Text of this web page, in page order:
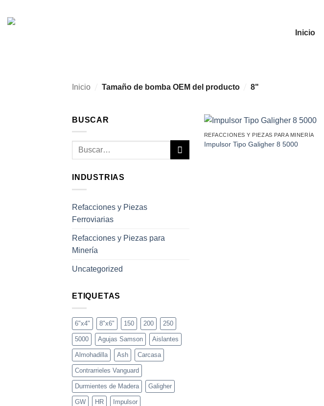
Inicio
Inicio / Tamaño de bomba OEM del producto / 8"
BUSCAR
Buscar
INDUSTRIAS
Refacciones y Piezas
Ferroviarias
Refacciones y Piezas para
Minería
Uncategorized
ETIQUETAS
6"x4" 8"x6" 150 200 250
5000 Agujas Samson Aislantes
Almohadilla Ash Carcasa
Contrarrieles Vanguard
Durmientes de Madera Galigher
GW HR Impulsor
REFACCIONES Y PIEZAS PARA MINERÍA
Impulsor Tipo Galigher 8 5000